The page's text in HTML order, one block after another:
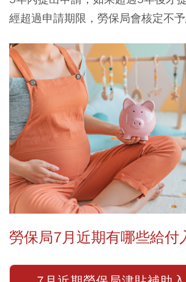
經超過申請期限，勞保局會核定不予
勞保局7月近期有哪些給付